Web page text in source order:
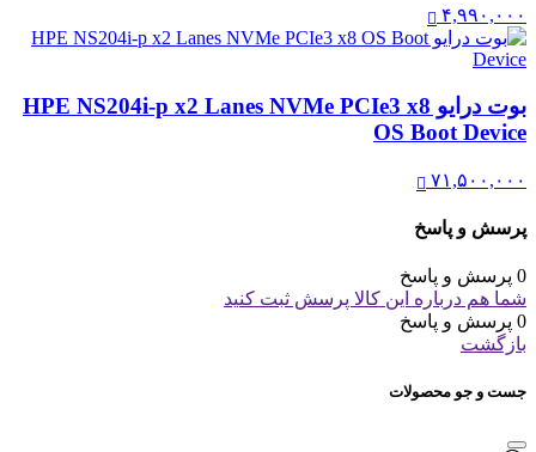
۴,۹۹۰,۰۰۰
بوت درایو HPE NS204i-p x2 Lanes NVMe PCIe3 x8
OS Boot Device
۷۱,۵۰۰,۰۰۰
پرسش و پاسخ
0 پرسش و پاسخ
شما هم درباره این کالا پرسش ثبت کنید
0 پرسش و پاسخ
بازگشت
جست و جو محصولات